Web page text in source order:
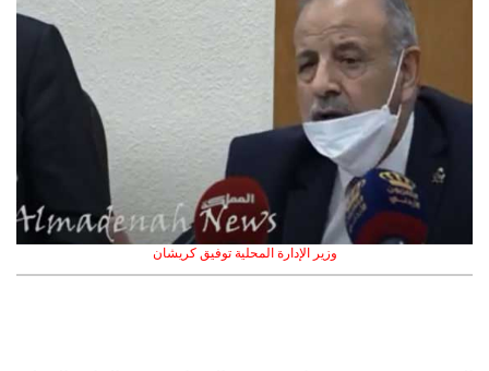
وزير الإدارة المحلية توفيق كريشان